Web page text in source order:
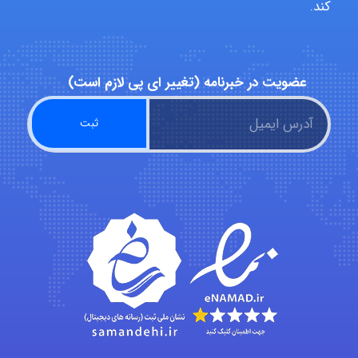
A.balandeh
fatima
Jafar Tym
aghajari vahid
کند.
عضویت در خبرنامه (تغییر ای پی لازم است)